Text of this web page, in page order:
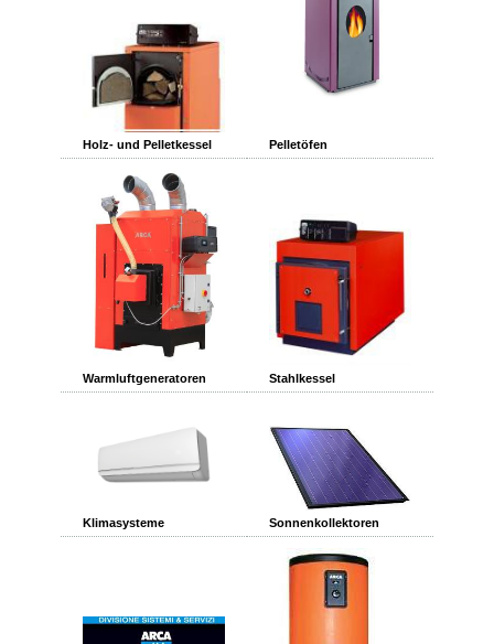
Holz- und Pelletkessel Pelletöfen
Warmluftgeneratoren Stahlkessel
Klimasysteme Sonnenkollektoren